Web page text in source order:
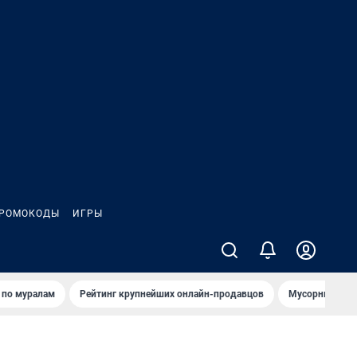
ИГРЫ
по мурaлaм Рейтинг крупнейших онлайн-продавцов Мусорный